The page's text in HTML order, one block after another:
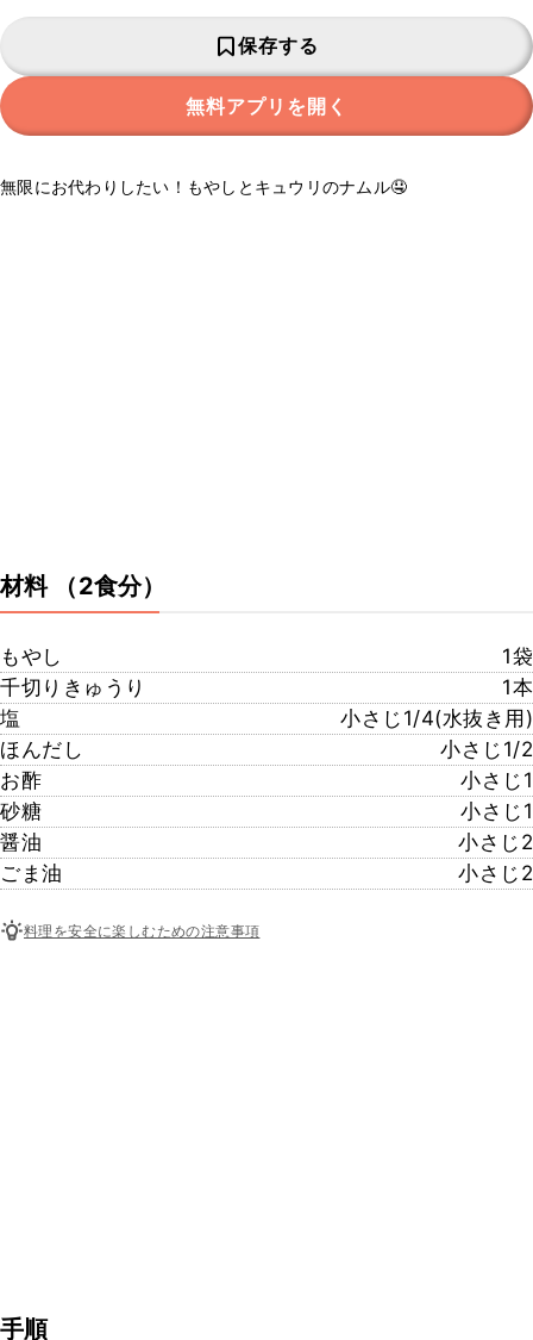
保存する
無料アプリを開く
無限にお代わりしたい！もやしとキュウリのナムル🤤
材料 （2食分）
もやし
1袋
千切りきゅうり
1本
塩
小さじ1/4(水抜き用)
ほんだし
小さじ1/2
お酢
小さじ1
砂糖
小さじ1
醤油
小さじ2
ごま油
小さじ2
料理を安全に楽しむための注意事項
手順